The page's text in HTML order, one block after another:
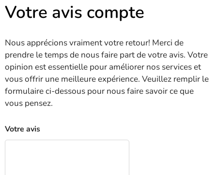
Votre avis compte
Nous apprécions vraiment votre retour! Merci de
prendre le temps de nous faire part de votre avis. Votre
opinion est essentielle pour améliorer nos services et
vous offrir une meilleure expérience. Veuillez remplir le
formulaire ci-dessous pour nous faire savoir ce que
vous pensez.
Votre avis